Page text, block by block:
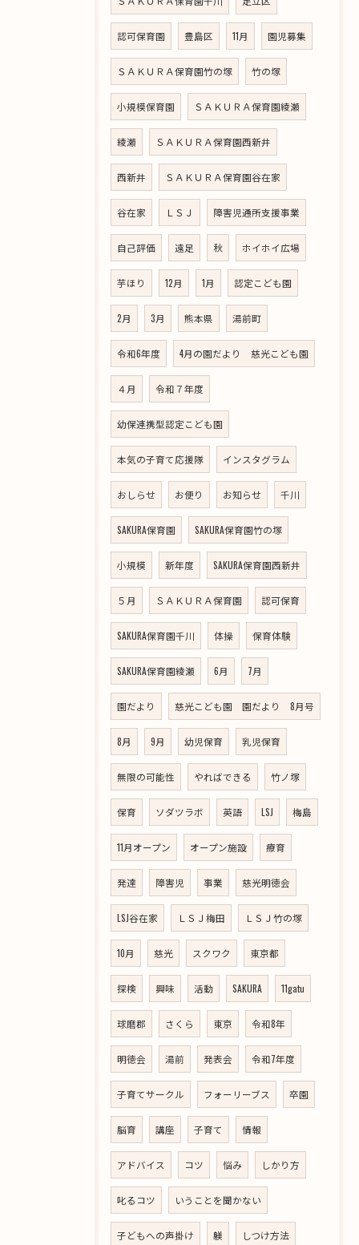
認可保育園 豊島区 11月 園児募集
ＳＡＫＵＲＡ保育園竹の塚 竹の塚
小規模保育園 ＳＡＫＵＲＡ保育園綾瀬
綾瀬 ＳＡＫＵＲＡ保育園西新井
西新井 ＳＡＫＵＲＡ保育園谷在家
谷在家 ＬＳＪ 障害児通所支援事業
自己評価 遠足 秋 ホイホイ広場
芋ほり 12月 1月 認定こども園
2月 3月 熊本県 湯前町
令和6年度 4月の園だより 慈光こども園
４月 令和７年度
幼保連携型認定こども園
本気の子育て応援隊 インスタグラム
おしらせ お便り お知らせ 千川
SAKURA保育園 SAKURA保育園竹の塚
小規模 新年度 SAKURA保育園西新井
５月 ＳＡＫＵＲＡ保育園 認可保育
SAKURA保育園千川 体操 保育体験
SAKURA保育園綾瀬 6月 7月
園だより 慈光こども園 園だより 8月号
8月 9月 幼児保育 乳児保育
無限の可能性 やればできる 竹ノ塚
保育 ソダツラボ 英語 LSJ 梅島
11月オープン オープン施設 療育
発達 障害児 事業 慈光明徳会
LSJ谷在家 ＬＳＪ梅田 ＬＳＪ竹の塚
10月 慈光 スクワク 東京都
探検 興味 活動 SAKURA 11gatu
球磨郡 さくら 東京 令和8年
明徳会 湯前 発表会 令和7年度
子育てサークル フォーリーブス 卒園
脳育 講座 子育て 情報
アドバイス コツ 悩み しかり方
叱るコツ いうことを聞かない
子どもへの声掛け 躾 しつけ方法